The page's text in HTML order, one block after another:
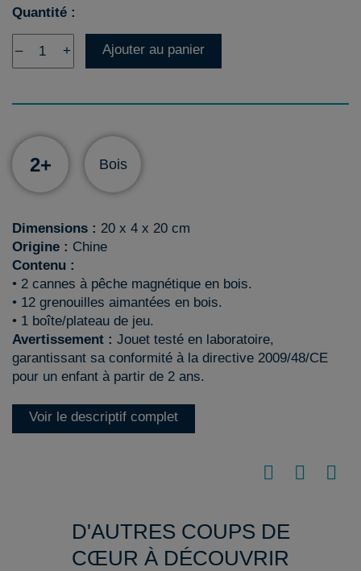
Quantité :
– + Ajouter au panier
2+ Bois
Dimensions : 20 x 4 x 20 cm
Origine : Chine
Contenu :
• 2 cannes à pêche magnétique en bois.
• 12 grenouilles aimantées en bois.
• 1 boîte/plateau de jeu.
Avertissement : Jouet testé en laboratoire,
garantissant sa conformité à la directive 2009/48/CE
pour un enfant à partir de 2 ans.
Voir le descriptif complet
D'AUTRES COUPS DE
CŒUR À DÉCOUVRIR